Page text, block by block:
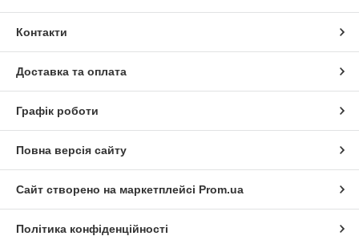
Контакти
Доставка та оплата
Графік роботи
Повна версія сайту
Сайт створено на маркетплейсі Prom.ua
Політика конфіденційності